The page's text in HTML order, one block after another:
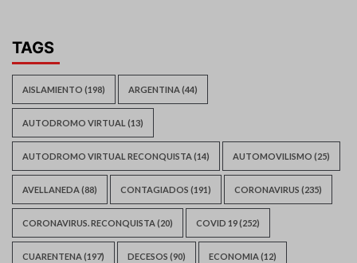
TAGS
AISLAMIENTO (198) ARGENTINA(44)
AUTODROMO VIRTUAL (13)
AUTODROMO VIRTUAL RECONQUISTA(14) AUTOMOVILISMO (25)
AVELLANEDA(88) CONTAGIADOS (191) CORONAVIRUS (235)
CORONAVIRUS. RECONQUISTA(20) COVID 19(252)
CUARENTENA(197) DECESOS (90) ECONOMIA(12)